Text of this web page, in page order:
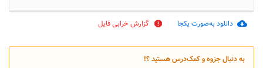
cloud_download دانلود به‌صورت یکجا report گزارش خرابی فایل
به دنبال جزوه و کمک‌درس هستید ؟!